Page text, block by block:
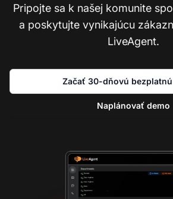
Pripojte sa k našej komunite
a poskytujte vynikajúcu
LiveAgent.
Začať 30-dňovú
Naplánovať demo